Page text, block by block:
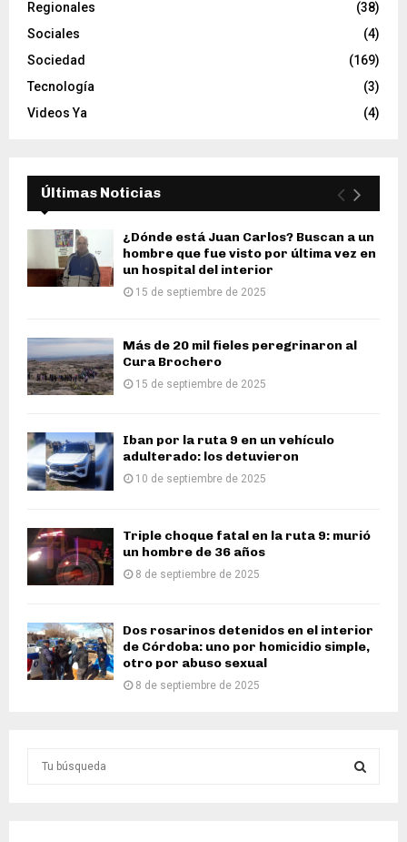
Regionales
(38)
Sociales
(4)
Sociedad
(169)
Tecnología
(3)
Videos Ya
(4)
Últimas Noticias
¿Dónde está Juan Carlos? Buscan a un
hombre que fue visto por última vez en
un hospital del interior
15 de septiembre de 2025
Más de 20 mil fieles peregrinaron al
Cura Brochero
15 de septiembre de 2025
Iban por la ruta 9 en un vehículo
adulterado: los detuvieron
10 de septiembre de 2025
Triple choque fatal en la ruta 9: murió
un hombre de 36 años
8 de septiembre de 2025
Dos rosarinos detenidos en el interior
de Córdoba: uno por homicidio simple,
otro por abuso sexual
8 de septiembre de 2025